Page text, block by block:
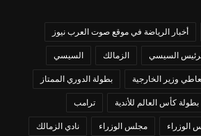
أخبار الرياضة في موقع صوت العرب نيوز
السيسي الزمالك السيسي
وزير الخارجية بطولة الدوري الممتاز
بطولة كأس العالم للأندية ترامب
الوزراء مجلس الوزراء نادي الزمالك